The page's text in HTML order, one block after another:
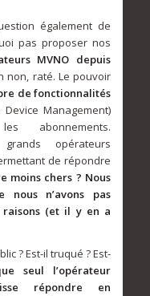
également de
pas proposer nos
MVNO depuis
non, raté. Le pouvoir
de fonctionnalités
Management)
abonnements.
opérateurs
de répondre
moins chers ? Nous
nous n’avons pas
(et il y en a
? Est-il truqué ? Est-
seul l’opérateur
répondre en